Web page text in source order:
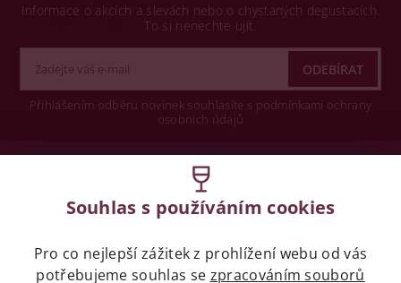
Informace o akcích a slevách nebo o chystaných degustacích.
To si nenechte ujít.
Přihlášením odběru novinek souhlasíte s podmínkami ochrany
osobních údajů
Legislativa
Zákaz prodeje alkoholických nápojů osobám
mladších 18 let.
Souhlas s používáním cookies
Pro co nejlepší zážitek z prohlížení webu od vás
potřebujeme souhlas se zpracováním souborů